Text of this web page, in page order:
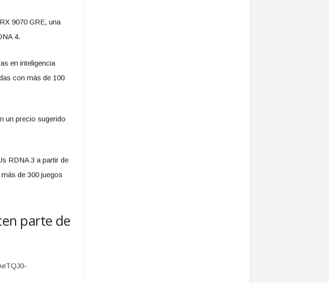
9070 GRE, una
4.
en inteligencia
con más de 100
un precio sugerido
RDNA 3 a partir de
de 300 juegos
parte de